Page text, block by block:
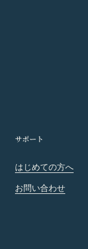
サポート
はじめての方へ
お問い合わせ
人為的災害
システムの
規約に基づ
とはできませ
場合には、
および義務